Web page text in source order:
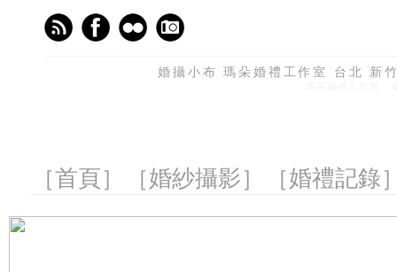
婚攝小布 瑪朵婚禮工作室 台北
［首頁］ ［婚紗攝影］ ［婚禮記錄